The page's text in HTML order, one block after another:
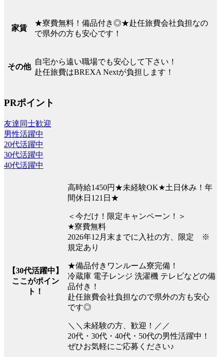
家賃
★寮費無料！備品付き◎★赴任旅費会社負担なの
で県外の方も安心です！
その他
自宅から遠い職場でも安心して下さい！
赴任旅費はBREXA Nextが負担します！
PRポイント
友達同士歓迎
男性活躍中
20代活躍中
30代活躍中
40代活躍中
【30代活躍中】
ここがポイン
ト！
高時給1450円★未経験OK★土日休み！年
間休日121日★
＜今だけ！限定キャンペーン！＞
★寮費無料
2026年12月末までに入社の方、限定 ※
規定あり
★備品付きワンルーム寮完備！
冷蔵庫 電子レンジ 洗濯機 テレビなどの備
品付き！
赴任旅費会社負担なので県外の方も安心
です◎
＼＼未経験の方、歓迎！／／
20代・30代・40代・50代の男性活躍中！
ぜひお気軽にご応募ください♪